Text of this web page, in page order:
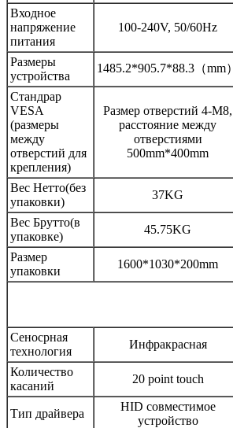
Входное
напряжение
питания
100-240V, 50/60Hz
Размеры
устройства
1485.2*905.7*88.3（mm）
Стандрар
VESA
(размеры
между
отверстий для
крепления)
Размер отверстий 4-M8,
расстояние между
отверстиями
500mm*400mm
Вес Нетто(без
упаковки)
37KG
Вес Брутто(в
упаковке)
45.75KG
Размер
упаковки
1600*1030*200mm
Сеносрная
технология
Инфракрасная
Количество
касаний
20 point touch
Тип драйвера
HID совместимое
устройство